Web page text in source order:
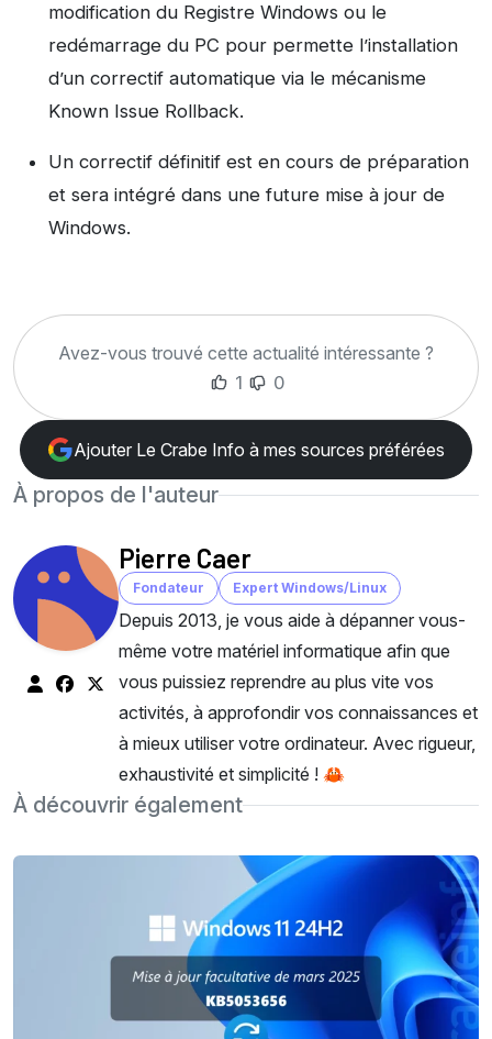
modification du Registre Windows ou le
redémarrage du PC pour permette l’installation
d’un correctif automatique via le mécanisme
Known Issue Rollback.
Un correctif définitif est en cours de préparation
et sera intégré dans une future mise à jour de
Windows.
Avez-vous trouvé cette actualité intéressante ?
1
0
Ajouter Le Crabe Info à mes sources préférées
À propos de l'auteur
Pierre Caer
Fondateur Expert Windows/Linux
Depuis 2013, je vous aide à dépanner vous-
même votre matériel informatique afin que
vous puissiez reprendre au plus vite vos
activités, à approfondir vos connaissances et
à mieux utiliser votre ordinateur. Avec rigueur,
exhaustivité et simplicité ! 🦀
À découvrir également